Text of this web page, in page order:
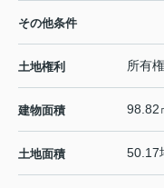
その他条件
土地権利 所有権
建物面積 98.82
土地面積 50.17